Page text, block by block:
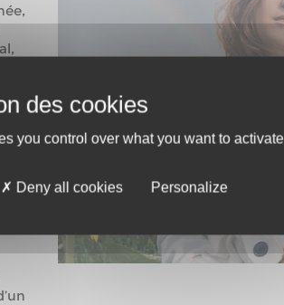
you control over what you want to activate
Deny all cookies Personalize